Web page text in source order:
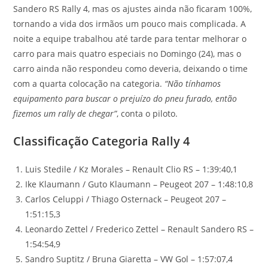
Sandero RS Rally 4, mas os ajustes ainda não ficaram 100%,
tornando a vida dos irmãos um pouco mais complicada. A
noite a equipe trabalhou até tarde para tentar melhorar o
carro para mais quatro especiais no Domingo (24), mas o
carro ainda não respondeu como deveria, deixando o time
com a quarta colocação na categoria. “Não tínhamos
equipamento para buscar o prejuízo do pneu furado, então
fizemos um rally de chegar”, conta o piloto.
Classificação Categoria Rally 4
Luis Stedile / Kz Morales – Renault Clio RS – 1:39:40,1
Ike Klaumann / Guto Klaumann – Peugeot 207 – 1:48:10,8
Carlos Celuppi / Thiago Osternack – Peugeot 207 –
1:51:15,3
Leonardo Zettel / Frederico Zettel – Renault Sandero RS –
1:54:54,9
Sandro Suptitz / Bruna Giaretta – VW Gol – 1:57:07,4